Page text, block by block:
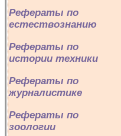
Рефераты по
естествознанию
Рефераты по
истории техники
Рефераты по
журналистике
Рефераты по
зоологии